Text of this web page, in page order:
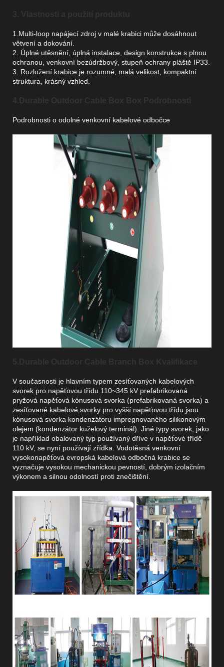
1.Multi-loop napájecí zdroj v malé krabici může dosáhnout
větvení a dokování.
2. Úplné utěsnění, úplná instalace, design konstrukce s plnou
ochranou, venkovní bezúdržbový, stupeň ochrany pláště IP33.
3. Rozložení krabice je rozumné, malá velikost, kompaktní
struktura, krásný vzhled.
Podrobnosti o odolné venkovní kabelové odbočce
V současnosti je hlavním typem zesíťovaných kabelových
svorek pro napěťovou třídu 110~345 kV prefabrikovaná
pryžová napěťová kónusová svorka (prefabrikovaná svorka) a
zesíťované kabelové svorky pro vyšší napěťovou třídu jsou
kónusová svorka kondenzátoru impregnovaného silikonovým
olejem (kondenzátor kuželový terminál). Jiné typy svorek, jako
je například obalovaný typ používaný dříve v napěťové třídě
110 kV, se nyní používají zřídka. Vodotěsná venkovní
vysokonapěťová evropská kabelová odbočná krabice se
vyznačuje vysokou mechanickou pevností, dobrým izolačním
výkonem a silnou odolností proti znečištění.